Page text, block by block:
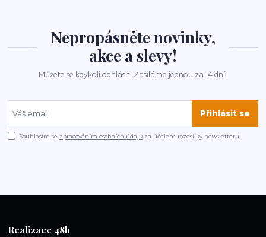
Nepropásněte novinky,
akce a slevy!
Můžete se kdykoli odhlásit. Zasíláme jednou za 14 dní.
Přihlásit se
Souhlasím se zpracováním osobních údajů za účelem rozesílky newsletteru.
Realizace 48h